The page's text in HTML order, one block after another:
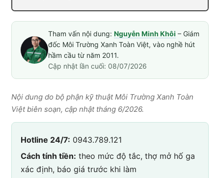
Tham vấn nội dung: Nguyễn Minh Khôi – Giám
đốc Môi Trường Xanh Toàn Việt, vào nghề hút
hầm cầu từ năm 2011.
Cập nhật lần cuối: 08/07/2026
Nội dung do bộ phận kỹ thuật Môi Trường Xanh Toàn
Việt biên soạn, cập nhật tháng 6/2026.
Hotline 24/7: 0943.789.121
Cách tính tiền: theo mức độ tắc, thợ mở hố ga
xác định, báo giá trước khi làm